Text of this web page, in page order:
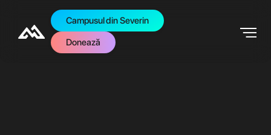
Campusul din Severin
Donează